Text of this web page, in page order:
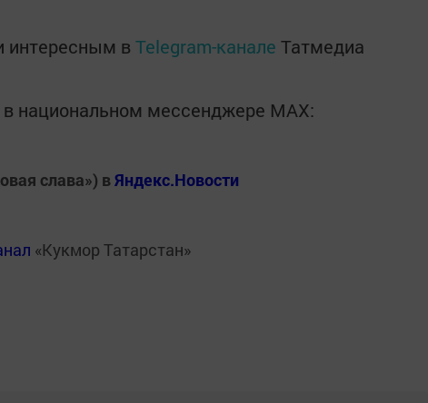
в Telegram-канале Татмедиа
в национальном мессенджере MАХ:
слава») вЯндекс.Новости
«Кукмор Татарстан»